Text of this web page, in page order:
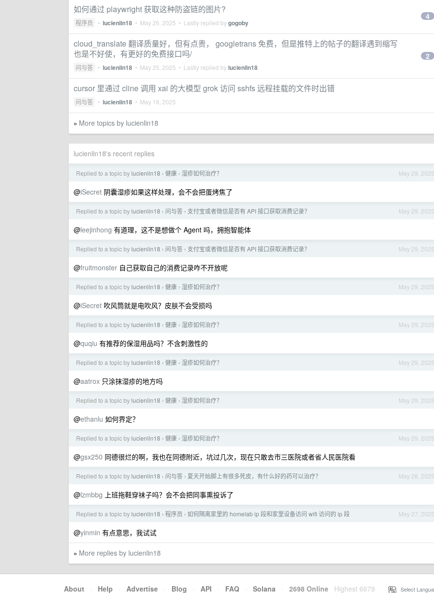
如何通过 playwright 获取这种防盗链的图片?
程序员 • lucienlin18 • May 26, 2025 • Lastly replied bygogoby
4
cloud_translate 翻译质量好，但有点贵， googletrans 免费，但是推特上的帖子的翻译遇到缩写
也是不好使，有更好的免费接口吗/
问与答 • lucienlin18 • May 25, 2025 • Lastly replied bylucienlin18
2
cursor 里通过 cline 调用 xai 的大模型 grok 访问 sshfs 远程挂载的文件时出错
问与答 • lucienlin18 • May 18, 2025
» More topics by lucienlin18
lucienlin18's recent replies
May 29, 2025
Replied to a topic by lucienlin18 › 健康 › 湿疹如何治疗？
@iSecret 阴囊湿疹如果这样处理，会不会把蛋烤焦了
May 29, 2025
Replied to a topic by lucienlin18 › 问与答 › 支付宝或者微信是否有 API 接口获取消费记录？
@leejinhong 有道理，这不是想做个 Agent 吗，拥抱智能体
May 29, 2025
Replied to a topic by lucienlin18 › 问与答 › 支付宝或者微信是否有 API 接口获取消费记录？
@fruitmonster 自己获取自己的消费记录咋不开放呢
May 29, 2025
Replied to a topic by lucienlin18 › 健康 › 湿疹如何治疗？
@iSecret 吹风筒就是电吹风？皮肤不会受损吗
May 29, 2025
Replied to a topic by lucienlin18 › 健康 › 湿疹如何治疗？
@quqiu 有推荐的保湿用品吗？不含刺激性的
May 29, 2025
Replied to a topic by lucienlin18 › 健康 › 湿疹如何治疗？
@aatrox 只涂抹湿疹的地方吗
May 29, 2025
Replied to a topic by lucienlin18 › 健康 › 湿疹如何治疗？
@ethanlu 如何界定？
May 29, 2025
Replied to a topic by lucienlin18 › 健康 › 湿疹如何治疗？
@gsx250 同德很烂的啊，我也在同德附近，坑过几次，现在只敢去市三医院或者省人民医院看
May 28, 2025
Replied to a topic by lucienlin18 › 问与答 › 夏天开始脚上有很多死皮，有什么好的药可以治疗？
@lzmbbg 上班拖鞋穿袜子吗？会不会把同事熏投诉了
May 27, 2025
Replied to a topic by lucienlin18 › 程序员 › 如何隔离家里的 homelab ip 段和家里设备访问 wifi 访问的 ip 段
@yinmin 有点意思，我试试
» More replies by lucienlin18
About · Help · Advertise · Blog · API · FAQ · Solana · 2698 Online Highest 6679 Select